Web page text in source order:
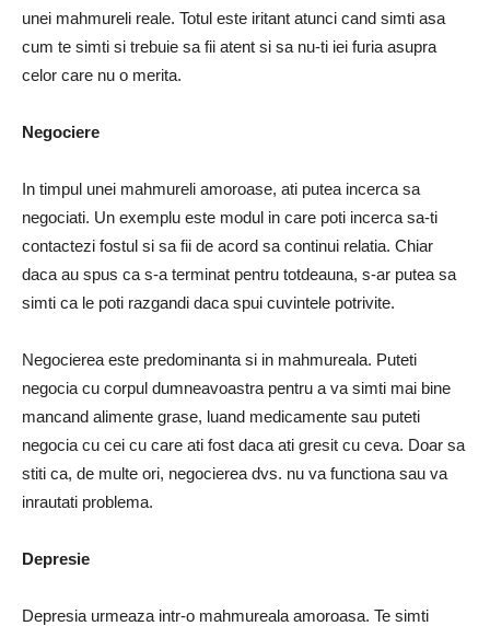
unei mahmureli reale. Totul este iritant atunci cand simti asa
cum te simti si trebuie sa fii atent si sa nu-ti iei furia asupra
celor care nu o merita.
Negociere
In timpul unei mahmureli amoroase, ati putea incerca sa
negociati. Un exemplu este modul in care poti incerca sa-ti
contactezi fostul si sa fii de acord sa continui relatia. Chiar
daca au spus ca s-a terminat pentru totdeauna, s-ar putea sa
simti ca le poti razgandi daca spui cuvintele potrivite.
Negocierea este predominanta si in mahmureala. Puteti
negocia cu corpul dumneavoastra pentru a va simti mai bine
mancand alimente grase, luand medicamente sau puteti
negocia cu cei cu care ati fost daca ati gresit cu ceva. Doar sa
stiti ca, de multe ori, negocierea dvs. nu va functiona sau va
inrautati problema.
Depresie
Depresia urmeaza intr-o mahmureala amoroasa. Te simti